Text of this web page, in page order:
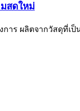
สดใหม่
ร ผลิตจากวัสดุที่เป็